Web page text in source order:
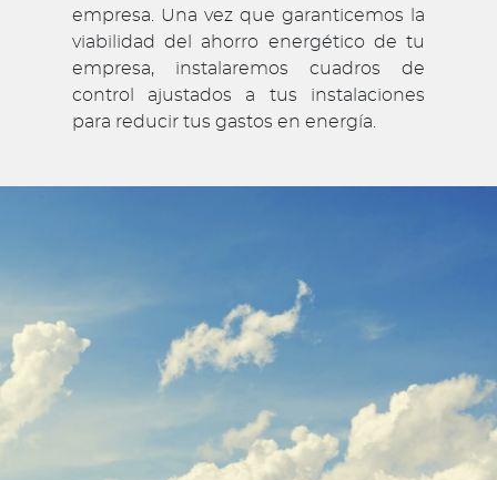
empresa. Una vez que garanticemos la
viabilidad del ahorro energético de tu
empresa, instalaremos cuadros de
control ajustados a tus instalaciones
para reducir tus gastos en energía.